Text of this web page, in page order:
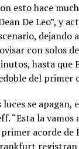
esto hace
De Leo”, y
dejando
con solos
hasta que
del primer
luces se apagan,
“Esta la
acorde de